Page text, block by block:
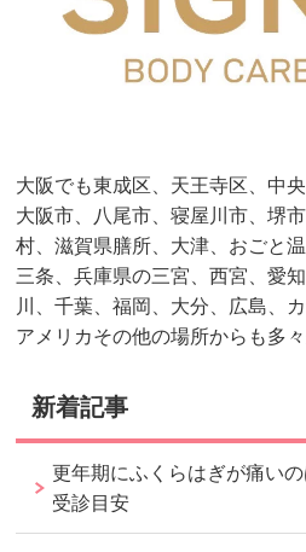
大阪でも東成区、天王寺区、中
大阪市、八尾市、寝屋川市、堺
村、滋賀県膳所、大津、おごと
三条、兵庫県の三宮、西宮、愛
川、千葉、福岡、大分、広島、
アメリカその他の場所からも多
新着記事
更年期にふくらはぎが痛い
受診目安